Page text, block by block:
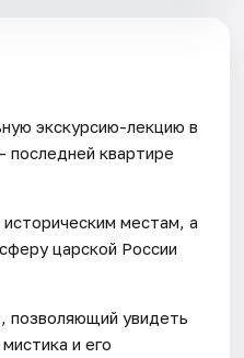
экскурсию-лекцию в
последней квартире
местам, а
царской России
позволяющий увидеть
и его